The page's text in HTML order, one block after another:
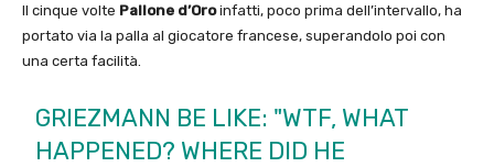
Il cinque volte Pallone d’Oroinfatti, poco prima dell’intervallo, ha
portato via la palla al giocatore francese, superandolo poi con
una certa facilità.
GRIEZMANN BE LIKE: "WTF, WHAT
HAPPENED? WHERE DID HE